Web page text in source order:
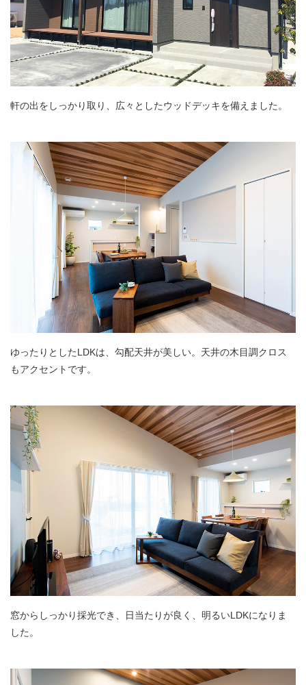
軒の出をしっかり取り、広々としたウッドデッキを備えました。
ゆったりとしたLDKは、勾配天井が美しい。天井の木目調クロス
もアクセントです。
窓からしっかり採光でき、日当たりが良く、明るいLDKになりま
した。